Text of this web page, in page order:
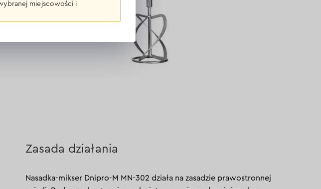
Zasada działania
Nasadka-mikser Dnipro-M MN-302 działa na zasadzie prawostronnej
miejscowości i